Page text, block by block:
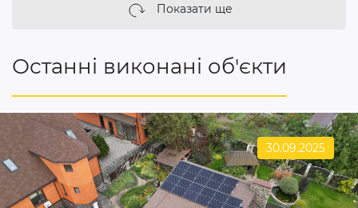
Показати ще
Останні виконані об'єкти
30.09.2025